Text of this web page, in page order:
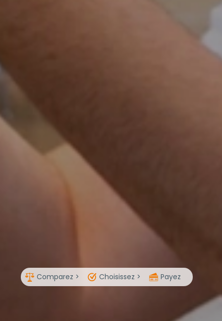
Comparez > Choisissez > Payez